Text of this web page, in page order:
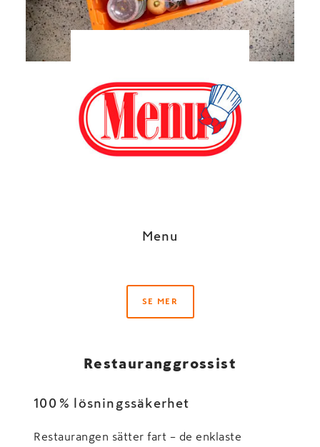
Kespronet
Till webbutiken
Menu
SE MER
Restauranggrossist
100 % lösningssäkerhet
Restaurangen sätter fart – de enklaste